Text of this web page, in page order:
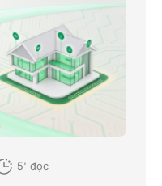
5' đọc